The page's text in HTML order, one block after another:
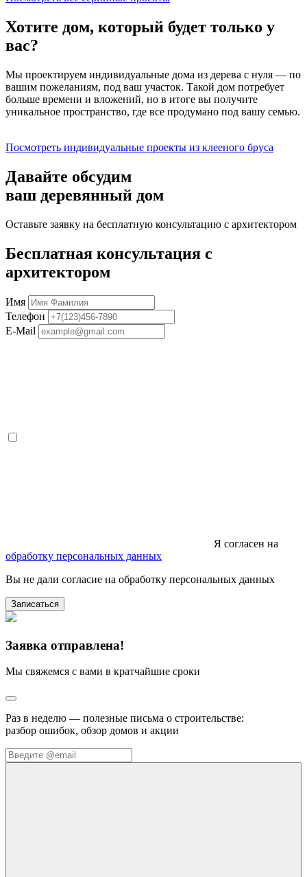
Хотите дом, который будет только у
вас?
Мы проектируем индивидуальные дома из дерева с нуля — по
вашим пожеланиям, под ваш участок. Такой дом потребует
больше времени и вложений, но в итоге вы получите
уникальное пространство, где все продумано под вашу семью.
Посмотреть индивидуальные проекты из клееного бруса
Давайте обсудим
ваш деревянный дом
Оставьте заявку на бесплатную консультацию с архитектором
Бесплатная консультация с
архитектором
Имя
Телефон
E-Mail
Я согласен на
обработку персональных данных
Вы не дали согласие на обработку персональных данных
Записаться
Заявка отправлена!
Мы свяжемся с вами в кратчайшие сроки
Раз в неделю — полезные письма о строительстве:
разбор ошибок, обзор домов и акции